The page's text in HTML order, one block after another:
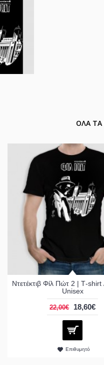
ΟΛΑ ΤΑ
Ντετέκτιβ Φίλ Πώτ 2 | Τ-shirt
Unisex
22,00€ 18,60€
Επιθυμητό